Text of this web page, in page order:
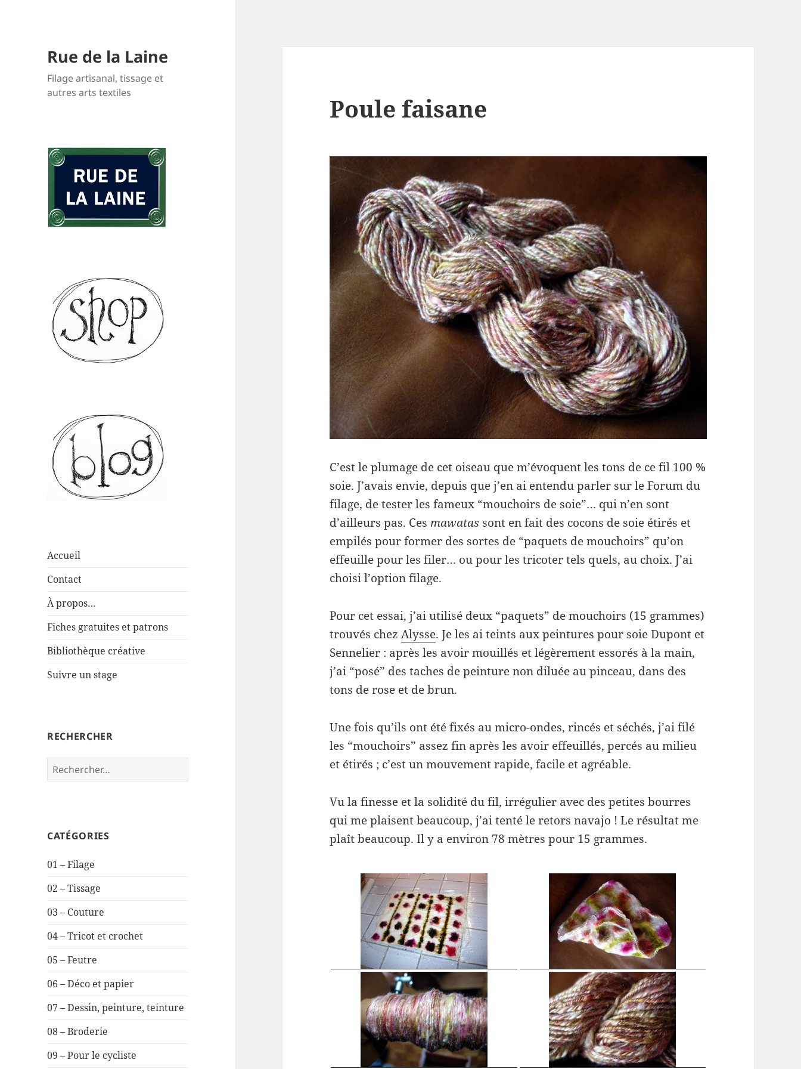
Rue de la Laine
Filage artisanal, tissage et
autres arts textiles
Accueil
Contact
À propos…
Fiches gratuites et patrons
Bibliothèque créative
Suivre un stage
RECHERCHER
Rechercher :
CATÉGORIES
01 – Filage
02 – Tissage
03 – Couture
04 – Tricot et crochet
05 – Feutre
06 – Déco et papier
07 – Dessin, peinture, teinture
08 – Broderie
09 – Pour le cycliste
Poule faisane
C’est le plumage de cet oiseau que m’évoquent les tons de ce fil 100 %
soie. J’avais envie, depuis que j’en ai entendu parler sur le Forum du
filage, de tester les fameux “mouchoirs de soie”… qui n’en sont
d’ailleurs pas. Ces mawatas sont en fait des cocons de soie étirés et
empilés pour former des sortes de “paquets de mouchoirs” qu’on
effeuille pour les filer… ou pour les tricoter tels quels, au choix. J’ai
choisi l’option filage.
Pour cet essai, j’ai utilisé deux “paquets” de mouchoirs (15 grammes)
trouvés chezAlysse. Je les ai teints aux peintures pour soie Dupont et
Sennelier : après les avoir mouillés et légèrement essorés à la main,
j’ai “posé” des taches de peinture non diluée au pinceau, dans des
tons de rose et de brun.
Une fois qu’ils ont été fixés au micro-ondes, rincés et séchés, j’ai filé
les “mouchoirs” assez fin après les avoir effeuillés, percés au milieu
et étirés ; c’est un mouvement rapide, facile et agréable.
Vu la finesse et la solidité du fil, irrégulier avec des petites bourres
qui me plaisent beaucoup, j’ai tenté le retors navajo ! Le résultat me
plaît beaucoup. Il y a environ 78 mètres pour 15 grammes.